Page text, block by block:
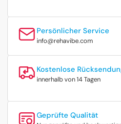
Persönlicher Service
info@rehavibe.com
Kostenlose
innerhalb von 14 Tagen
Geprüfte Qualität